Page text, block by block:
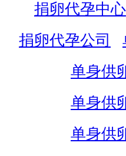
捐卵代孕中心
捐卵代孕公司
单身供
单身供
单身供